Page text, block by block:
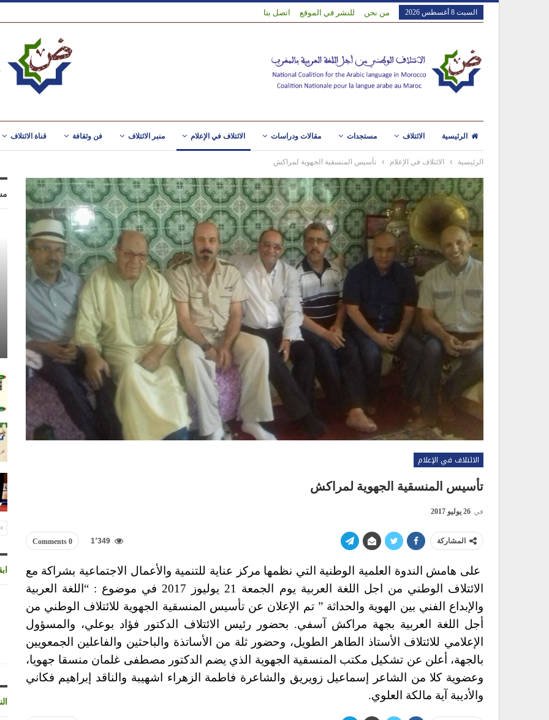
السبت 8 أغسطس 2026 من نحن للنشر في الموقع اتصل بنا
الرئيسية الائتلاف مستجدات مقالات ودراسات الائتلاف في الإعلام منبر الائتلاف فن وثقافة قناة الائتلاف
الرئيسية الائتلاف في الإعلام تأسيس المنسقية الجهوية لمراكش
الائتلاف في الإعلام
تأسيس المنسقية الجهوية لمراكش
في 26 يوليو 2017
المشاركة 0 Comments 1٬349
على هامش الندوة العلمية الوطنية التي نظمها مركز عناية للتنمية والأعمال الاجتماعية بشراكة مع
الائتلاف الوطني من اجل اللغة العربية يوم الجمعة 21 يوليوز 2017 في موضوع : “اللغة العربية
والإبداع الفني بين الهوية والحداثة ” تم الإعلان عن تأسيس المنسقية الجهوية للائتلاف الوطني من
أجل اللغة العربية بجهة مراكش آسفي. بحضور رئيس الائتلاف الدكتور فؤاد بوعلي، والمسؤول
الإعلامي للائتلاف الأستاذ الطاهر الطويل، وحضور ثلة من الأساتذة والباحثين والفاعلين الجمعويين
بالجهة، أعلن عن تشكيل مكتب المنسقية الجهوية الذي يضم الدكتور مصطفى غلمان منسقا جهويا،
وعضوية كلا من الشاعر إسماعيل زويريق والشاعرة فاطمة الزهراء اشهيبة والناقد إبراهيم فكاني
والأديبة آية مالكة العلوي.